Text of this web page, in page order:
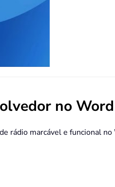
no Word
rádio marcável e funcional